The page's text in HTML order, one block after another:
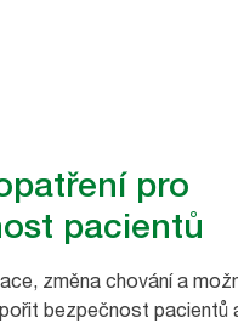
pro
pacientů
změna chování a
bezpečnost pacientů